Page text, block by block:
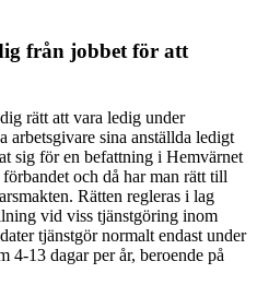
från jobbet för att
rätt att vara ledig under
arbetsgivare sina anställda ledigt
sig för en befattning i Hemvärnet
och då har man rätt till
Rätten regleras i lag
vid viss tjänstgöring inom
tjänstgör normalt endast under
4-13 dagar per år, beroende på